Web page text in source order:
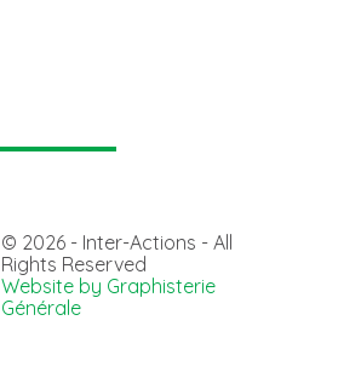
© 2026 - Inter-Actions - All
Rights Reserved
Website by Graphisterie
Générale